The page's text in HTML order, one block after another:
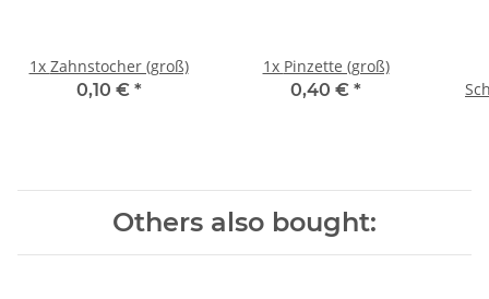
1x Zahnstocher (groß)
0,10 € *
1x Pinzette (groß)
0,40 € *
Others also bought: